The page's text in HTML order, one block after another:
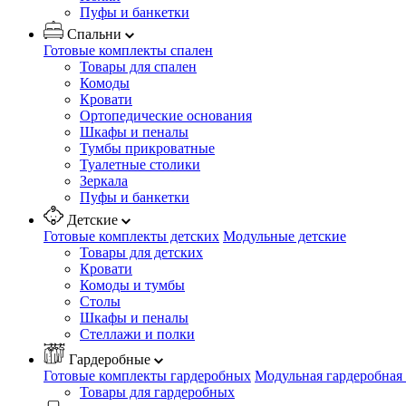
Пуфы и банкетки
Спальни
Готовые комплекты спален
Товары для спален
Комоды
Кровати
Ортопедические основания
Шкафы и пеналы
Тумбы прикроватные
Туалетные столики
Зеркала
Пуфы и банкетки
Детские
Готовые комплекты детских Модульные детские
Товары для детских
Кровати
Комоды и тумбы
Столы
Шкафы и пеналы
Стеллажи и полки
Гардеробные
Готовые комплекты гардеробных Модульная
Товары для гардеробных